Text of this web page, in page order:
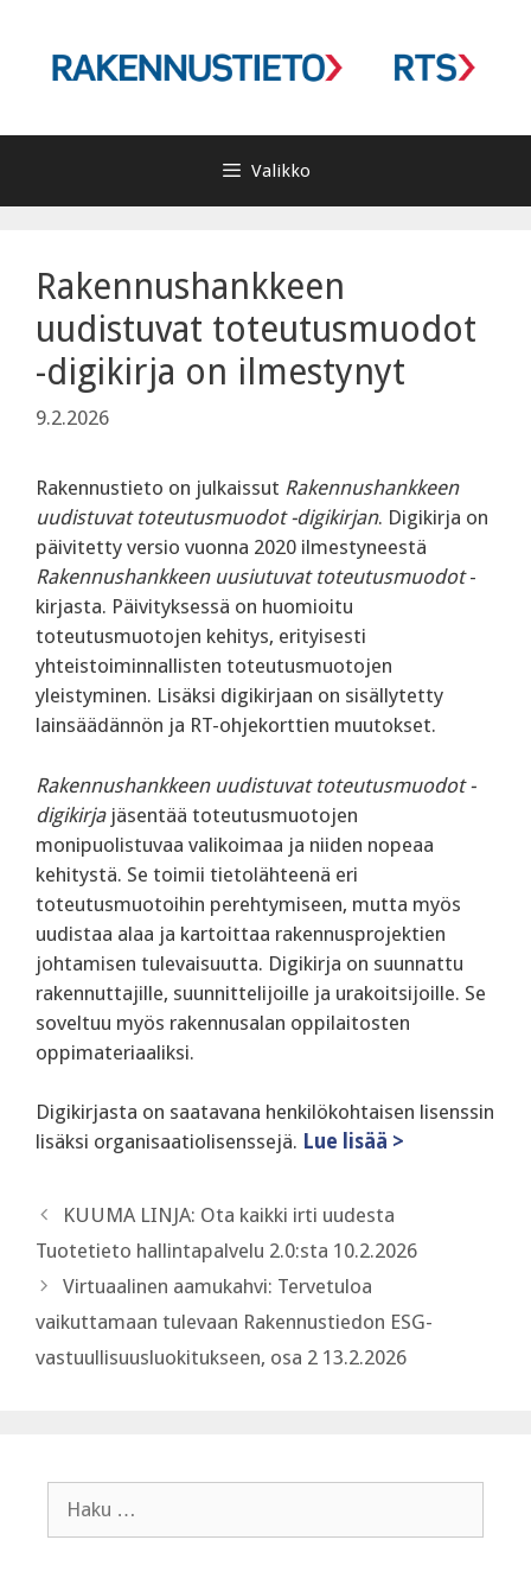
Valikko
Rakennushankkeen
uudistuvat toteutusmuodot
-digikirja on ilmestynyt
9.2.2026
Rakennustieto on julkaissut Rakennushankkeen
uudistuvat toteutusmuodot -digikirjan. Digikirja on
päivitetty versio vuonna 2020 ilmestyneestä
Rakennushankkeen uusiutuvat toteutusmuodot-
kirjasta. Päivityksessä on huomioitu
toteutusmuotojen kehitys, erityisesti
yhteistoiminnallisten toteutusmuotojen
yleistyminen. Lisäksi digikirjaan on sisällytetty
lainsäädännön ja RT-ohjekorttien muutokset.
Rakennushankkeen uudistuvat toteutusmuodot -
digikirjajäsentää toteutusmuotojen
monipuolistuvaa valikoimaa ja niiden nopeaa
kehitystä. Se toimii tietolähteenä eri
toteutusmuotoihin perehtymiseen, mutta myös
uudistaa alaa ja kartoittaa rakennusprojektien
johtamisen tulevaisuutta. Digikirja on suunnattu
rakennuttajille, suunnittelijoille ja urakoitsijoille. Se
soveltuu myös rakennusalan oppilaitosten
oppimateriaaliksi.
Digikirjasta on saatavana henkilökohtaisen lisenssin
lisäksi organisaatiolisenssejä. Lue lisää >
KUUMA LINJA: Ota kaikki irti uudesta
Tuotetieto hallintapalvelu 2.0:sta 10.2.2026
Virtuaalinen aamukahvi: Tervetuloa
vaikuttamaan tulevaan Rakennustiedon ESG-
vastuullisuusluokitukseen, osa 2 13.2.2026